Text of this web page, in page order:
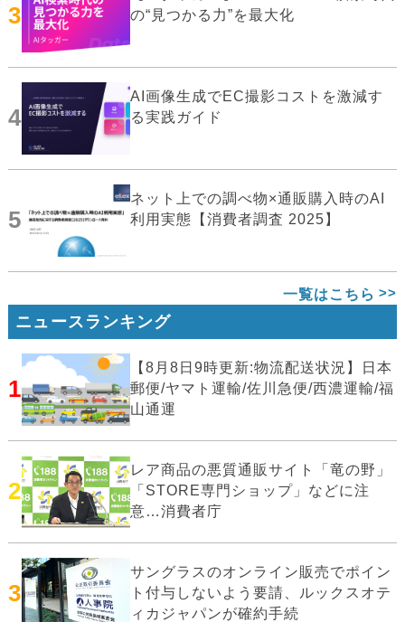
3
の“見つかる力”を最大化
4
AI画像生成でEC撮影コストを激減す
る実践ガイド
5
ネット上での調べ物×通販購入時のAI
利用実態【消費者調査 2025】
一覧はこちら
ニュースランキング
1
【8月8日9時更新:物流配送状況】日本
郵便/ヤマト運輸/佐川急便/西濃運輸/福
山通運
2
レア商品の悪質通販サイト「竜の野」
「STORE専門ショップ」などに注
意…消費者庁
3
サングラスのオンライン販売でポイン
ト付与しないよう要請、ルックスオテ
ィカジャパンが確約手続